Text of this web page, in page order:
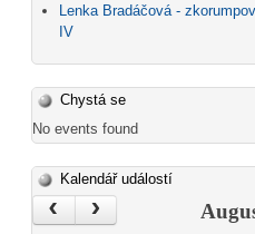
Lenka Bradáčová -
IV
Chystá se
No events found
Kalendář událostí
‹ ›